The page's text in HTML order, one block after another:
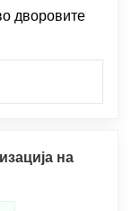
дворовите
на